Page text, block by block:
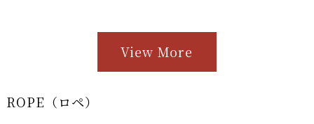
View More
ROPE（ロペ）